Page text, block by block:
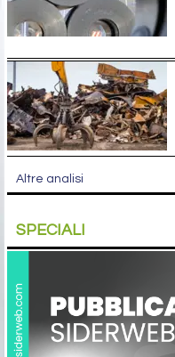
Altre analisi
SPECIALI